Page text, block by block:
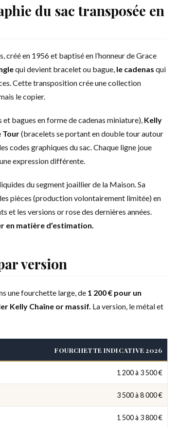
du sac transposée en
en 1956 et baptisé en l’honneur de Grace
qui devient bracelet ou bague, le cadenas qui
Cette transposition crée une collection
le copier.
et bagues en forme de cadenas miniature), Kelly
Tour(bracelets se portant en double tour autour
codes graphiques du sac. Chaque ligne joue
expression différente.
du segment joaillier de la Maison. Sa
pièces (production volontairement limitée) en
et les versions or rose des dernières années.
en matière d’estimation.
version
une fourchette large, de 1 200 € pour un
Kelly Chaîne or massif. La version, le métal et
FOURCHETTE INDICATIVE 2026
1 200 à 3 500 €
3 500 à 8 000 €
1 500 à 3 800 €